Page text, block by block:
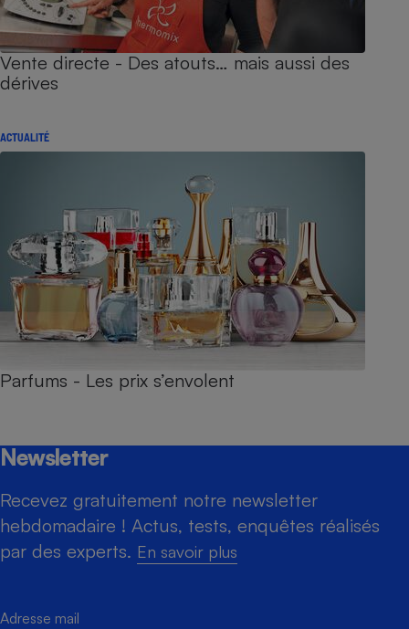
Vente directe - Des atouts… mais aussi des
dérives
ACTUALITÉ
Parfums - Les prix s’envolent
Newsletter
Recevez gratuitement notre newsletter
hebdomadaire ! Actus, tests, enquêtes réalisés
par des experts. En savoir plus
Adresse mail